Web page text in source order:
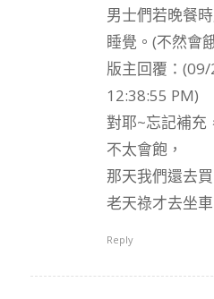
男士們若晚餐
睡覺。(不然會
版主回覆：
12:38:55 PM)
對耶~忘記補充
不太會飽，
那天我們還去
老天祿才去坐
Reply